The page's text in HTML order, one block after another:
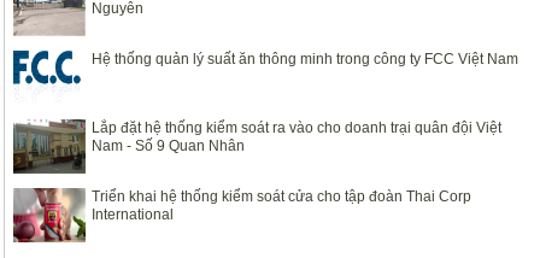
Nguyên
Hệ thống quản lý suất ăn thông minh trong công ty FCC Việt Nam
Lắp đặt hệ thống kiểm soát ra vào cho doanh trại quân đội Việt
Nam - Số 9 Quan Nhân
Triển khai hệ thống kiểm soát cửa cho tập đoàn Thai Corp
International